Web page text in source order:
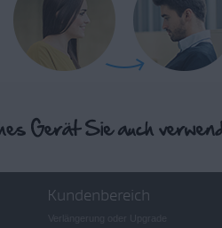
Kundenbereich